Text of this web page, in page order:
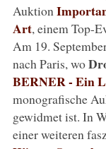
Auktion
Art, einem Top-
Am 19.
nach Paris, wo
BERNER - Ein
monografische
gewidmet ist. In
einer weiteren